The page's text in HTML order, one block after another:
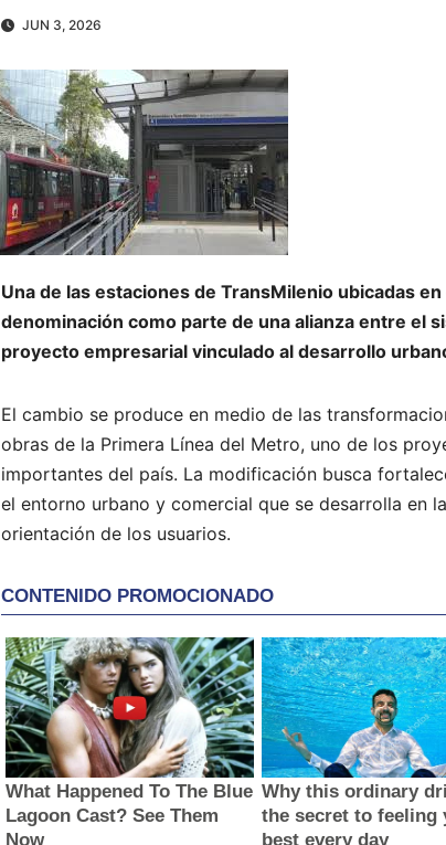
JUN 3, 2026
Una de las estaciones de TransMilenio ubicadas
denominación como parte de una alianza entre el
proyecto empresarial vinculado al desarrollo
El cambio se produce en medio de las
obras de la Primera Línea del Metro, uno de los
importantes del país. La modificación busca
el entorno urbano y comercial que se desarrolla en
orientación de los usuarios.